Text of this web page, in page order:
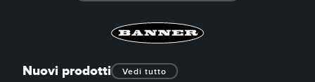
Nuovi prodotti Vedi tutto